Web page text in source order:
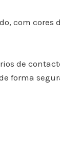
com cores
de
forma